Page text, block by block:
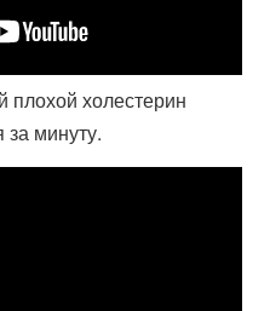
плохой холестерин
за минуту.